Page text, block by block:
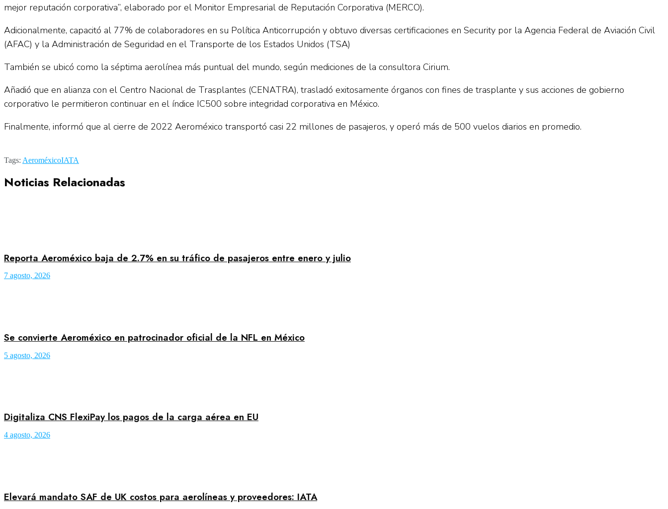
mejor reputación corporativa”, elaborado por el Monitor Empresarial de Reputación Corporativa (MERCO).
Adicionalmente, capacitó al 77% de colaboradores en su Política Anticorrupción y obtuvo diversas certificaciones en Security por la Agencia Federal de Aviación Civil
(AFAC) y la Administración de Seguridad en el Transporte de los Estados Unidos (TSA)
También se ubicó como la séptima aerolínea más puntual del mundo, según mediciones de la consultora Cirium.
Añadió que en alianza con el Centro Nacional de Trasplantes (CENATRA), trasladó exitosamente órganos con fines de trasplante y sus acciones de gobierno
corporativo le permitieron continuar en el índice IC500 sobre integridad corporativa en México.
Finalmente, informó que al cierre de 2022 Aeroméxico transportó casi 22 millones de pasajeros, y operó más de 500 vuelos diarios en promedio.
Tags: AeroméxicoIATA
Noticias Relacionadas
Reporta Aeroméxico baja de 2.7% en su tráfico de pasajeros entre enero y julio
7 agosto, 2026
Se convierte Aeroméxico en patrocinador oficial de la NFL en México
5 agosto, 2026
Digitaliza CNS FlexiPay los pagos de la carga aérea en EU
4 agosto, 2026
Elevará mandato SAF de UK costos para aerolíneas y proveedores: IATA